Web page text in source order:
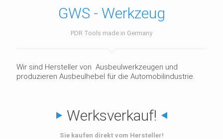
GWS - Werkzeug
PDR Tools made in Germany
Wir sind Hersteller von Ausbeulwerkzeugen und
produzieren Ausbeulhebel für die Automobilindustrie.
Werksverkauf!
Sie kaufen direkt vom Hersteller!